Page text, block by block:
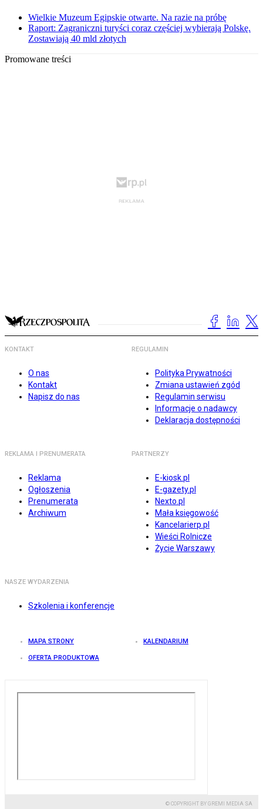
Wielkie Muzeum Egipskie otwarte. Na razie na próbę
Raport: Zagraniczni turyści coraz częściej wybierają Polskę.
Zostawiają 40 mld złotych
Promowane treści
KONTAKT
O nas
Kontakt
Napisz do nas
REGULAMIN
Polityka Prywatności
Zmiana ustawień zgód
Regulamin serwisu
Informacje o nadawcy
Deklaracja dostępności
REKLAMA I PRENUMERATA
Reklama
Ogłoszenia
Prenumerata
Archiwum
PARTNERZY
E-kiosk.pl
E-gazety.pl
Nexto.pl
Mała księgowość
Kancelarierp.pl
Wieści Rolnicze
Życie Warszawy
NASZE WYDARZENIA
Szkolenia i konferencje
MAPA STRONY KALENDARIUM
OFERTA PRODUKTOWA
© COPYRIGHT BY GREMI MEDIA SA